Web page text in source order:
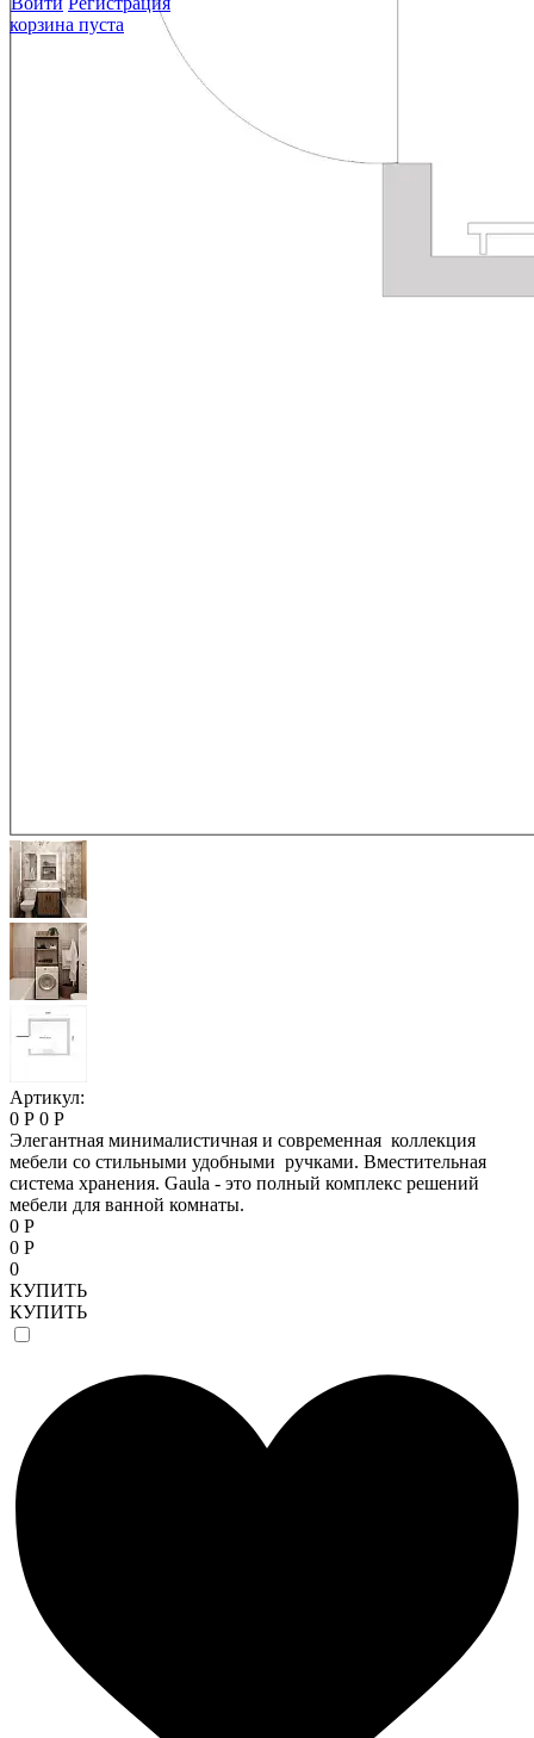
корзина пуста
Артикул:
0 Р 0 Р
Элегантная минималистичная и современная коллекция
мебели со стильными удобными ручками. Вместительная
система хранения. Gaula - это полный комплекс решений
мебели для ванной комнаты.
0 Р
0 Р
0
КУПИТЬ
КУПИТЬ